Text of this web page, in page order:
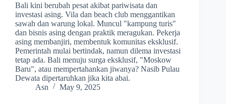
Bali kini berubah pesat akibat pariwisata dan
investasi asing. Vila dan beach club menggantikan
sawah dan warung lokal. Muncul "kampung turis"
dan bisnis asing dengan praktik meragukan. Pekerja
asing membanjiri, membentuk komunitas eksklusif.
Pemerintah mulai bertindak, namun dilema investasi
tetap ada. Bali menuju surga eksklusif, "Moskow
Baru", atau mempertahankan jiwanya? Nasib Pulau
Dewata dipertaruhkan jika kita abai.
Asn
May 9, 2025